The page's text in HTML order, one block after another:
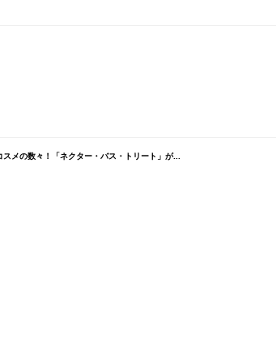
メの数々！「ネクター・バス・トリート」が...